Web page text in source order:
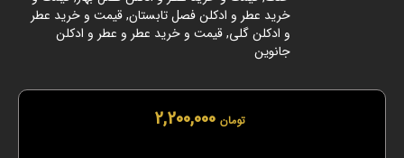
خرید عطر و ادکلن فصل تابستان,قیمت و خرید عطر
و ادکلن گلی,قیمت و خرید عطر و عطر و ادکلن
جانوین
تومان 2,200,000